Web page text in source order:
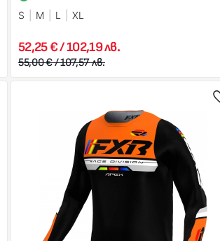
S
M L XL
52,25 € / 102,19 лв.
55,00 € / 107,57 лв.